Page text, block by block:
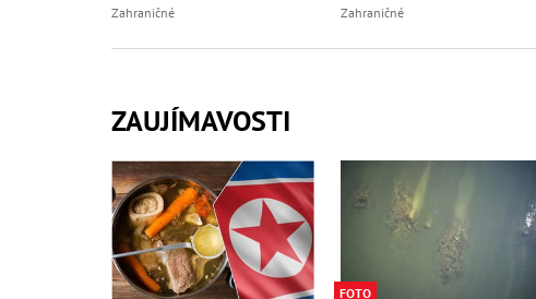
Zahraničné Zahraničné
ZAUJÍMAVOSTI
FOTO